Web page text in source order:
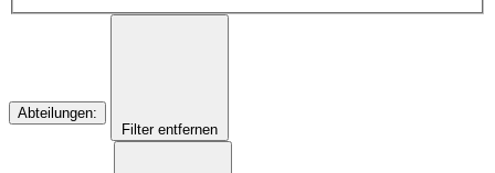
Abteilungen:
Filter entfernen